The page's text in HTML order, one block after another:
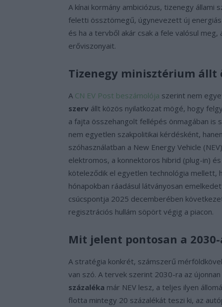
A kínai kormány ambiciózus, tizenegy
feletti össztömegű, úgynevezett új
és ha a tervből akár csak a fele valósul
erőviszonyait.
Tizenegy minisztérium állt
A CN EV Post beszámolója szerint nem
szerv állt közös nyilatkozat mögé, hogy
a fajta összehangolt fellépés önmagában is
nem egyetlen szakpolitikai kérdésként,
szóhasználatban a New Energy Vehicle
elektromos, a konnektoros hibrid (plug-in)
köteleződik el egyetlen technológia mellett,
hónapokban ráadásul látványosan
csúcspontja 2025 decemberében
regisztrációs hullám söpört végig a piacon.
Mit jelent pontosan a 2030-
A stratégia konkrét, számszerű
van szó. A tervek szerint 2030-ra az
százaléka már NEV lesz, a teljes ilyen
flotta mintegy 20 százalékát teszi ki, az